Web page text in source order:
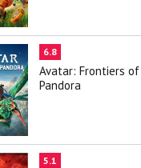
6.8
Avatar: Frontiers of
Pandora
5.1